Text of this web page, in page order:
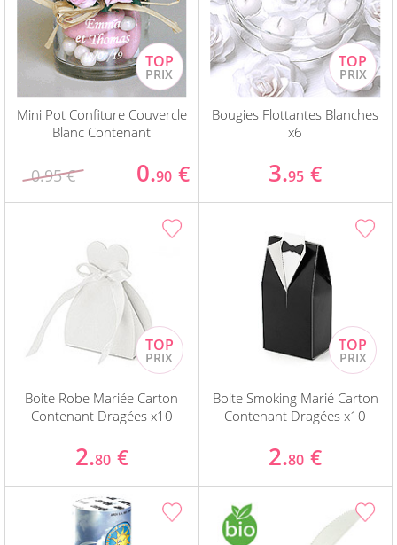
Mini Pot Confiture Couvercle
Blanc Contenant
0.95 € 0.90 €
Bougies Flottantes Blanches
x6
3.95 €
Boite Robe Mariée Carton
Contenant Dragées x10
2.80 €
Boite Smoking Marié Carton
Contenant Dragées x10
2.80 €